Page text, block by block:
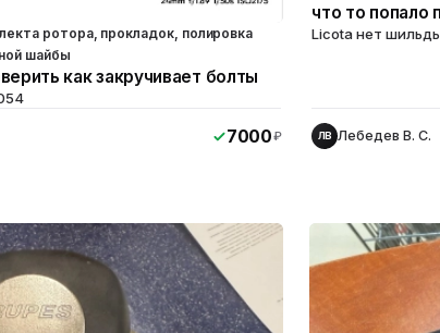
ротора, прокладок, полировка
шайбы
как закручивает болты
7000₽
что то попало
Licota нет
ЛВ Лебедев В. С.